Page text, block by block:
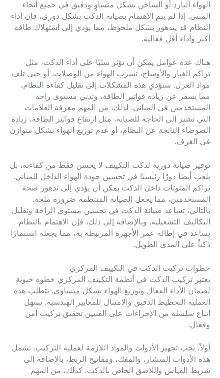
الهواء البارد أو الساخن بشكل متساوٍ ودقيق في جميع أنحاء
المبنى. إذا لم يتم الاهتمام بصيانة الدكت بشكل دوري، فإن أداء
النظام قد يتدهور بشكل ملحوظ، مما يؤدي إلى استهلاك طاقة
أكبر وأداء أقل فعالية.
هناك عدة عوامل يمكن أن تؤثر سلبًا على أداء الدكت، مثل
تراكم الغبار والأوساخ، تسرب الهواء من الوصلات، أو حتى تلف
مواد العزل. ستؤدي هذه المشكلات إلى تقليل كفاءة النظام،
مما يسفر عن زيادة فواتير الطاقة، وتدني مستوى راحة
المستخدمين في المباني. لذلك، من المهم معرفة العلامات
التي تشير إلى الحاجة للصيانة، مثل ارتفاع فواتير الطاقة، زيادة
الضوضاء الناتجة عن النظام، أو عدم توزيع الهواء بشكل متوازن
في الغرف.
توفير صيانة دورية لدكت التكييف لا يحسن فقط من كفاءته، بل
يلعب أيضًا دورًا رئيسيًا في تحسين جودة الهواء الداخل للمباني.
تراكم الملوثات داخل الدكت يمكن أن يؤدي إلى تدهور صحة
المستخدمين، مما يجعل الصيانة المنتظمة ضرورة ملحة.
بالتالي، تساعد صيانة الدكت في تحسين مستوى الراحة وتقليل
التكاليف التشغيلية. وبالإضافة إلى ذلك، فإن الاهتمام بالنظام
يساعد في إطالة عمر الأجهزة المرتبطة به، مما يجعله استثمارًا
ذكياً على المدى الطويل.
خطوات تركيب الدكت في التكييف المركزي
يعتبر تركيب الدكت في أنظمة التكييف المركزي خطوة حيوية
لضمان الأداء الفعال وتوزيع الهواء بشكل متساوي. تتطلب هذه
العملية التخطيط الدقيق والامتثال للمعايير الهندسية. يسهل
اتباع سلسلة من الإجراءات على الفنيين تحقيق تركيب آمن
وفعال.
أولاً، يجب تجهيز الأدوات والمواد اللازمة لعملية التركيب. تشمل
هذه الأدوات المنشار، والمفك، ومفاتيح الربط، بالإضافة إلى
شريط القياس واللاصق الخاص بالدكت. كذلك، من المهم